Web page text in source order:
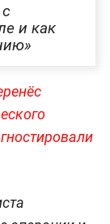
и как